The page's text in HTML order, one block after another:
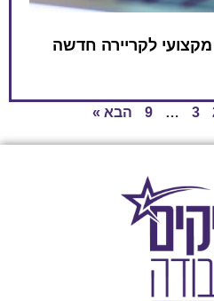
מקצועי לקריירה חדשה
3
…
9 הבא »